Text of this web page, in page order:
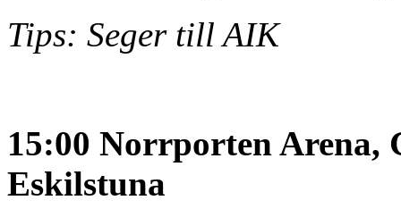
Tips: Seger till AIK
15:00 Norrporten Arena,
Eskilstuna